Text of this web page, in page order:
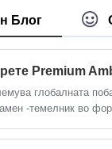
Блог
глобалната
-темелник во
на Амброкс